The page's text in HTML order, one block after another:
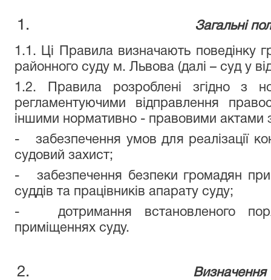
Загальні
1.1. Ці Правила визначають поведінку
районного суду м. Львова (далі – суд у
1.2. Правила розроблені згідно з
регламентуючими відправлення
іншими нормативно - правовими актами
- забезпечення умов для реалізації
судовий захист;
- забезпечення безпеки громадян при
суддів та працівників апарату суду;
- дотримання встановленого
приміщеннях суду.
Визначення